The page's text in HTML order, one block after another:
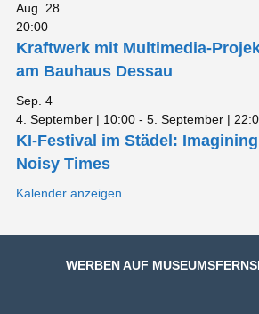
Aug. 28
20:00
Kraftwerk mit Multimedia-
am Bauhaus Dessau
Sep. 4
4. September | 10:00 - 5. September |
KI-Festival im Städel:
Noisy Times
Kalender anzeigen
WERBEN AUF